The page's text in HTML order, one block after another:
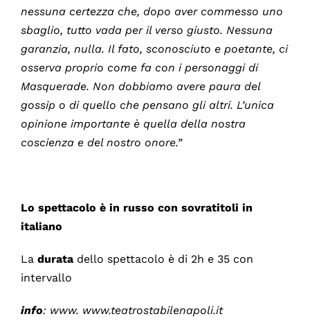
nessuna certezza che, dopo aver commesso uno
sbaglio, tutto vada per il verso giusto. Nessuna
garanzia, nulla. Il fato, sconosciuto e poetante, ci
osserva proprio come fa con i personaggi di
Masquerade. Non dobbiamo avere paura del
gossip o di quello che pensano gli altri. L’unica
opinione importante è quella della nostra
coscienza e del nostro onore.”
Lo spettacolo è in russo con sovratitoli in
italiano
La duratadello spettacolo è di 2h e 35 con
intervallo
info: www. www.teatrostabilenapoli.it